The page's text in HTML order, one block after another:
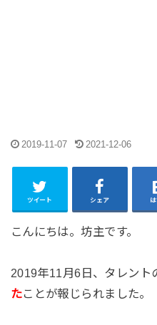
2019-11-07 2021-12-06
ツイート シェア
こんにちは。坊主です。
2019年11月6日、タレント
たことが報じられました。